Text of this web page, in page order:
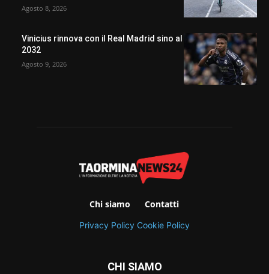
Agosto 8, 2026
Vinicius rinnova con il Real Madrid sino al
2032
Agosto 9, 2026
Chi siamo Contatti
Privacy Policy Cookie Policy
CHI SIAMO